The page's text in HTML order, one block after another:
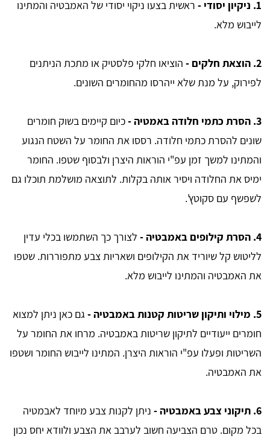
1. ניקיון יסודי - ראשית בצעו ניקוי יסודי של האמבטיה והמתינו
לייבוש מלא.
2. הוצאת חלקים - הוציאו חלקי פלסטיק או מתכת הניתנים
לפירוק, על מנת שלא ייהרסו מהחומרים השונים.
3. הסרת כתמי חלודה באמטיה -כיום קיימים בשוק חומרים
שונים להסרת כתמי חלודה. רססו את החומר על השטח הנגוע
והמתינו למשך זמן עפ"י הוראות היצרן ולבסוף שטפו. החומר
ימיס את החלודה ויסיר אותה בקלות. לתוצאה מושלמת תוכלו גם
לשפשף עם סקוטץ'.
4. הסרת קילופים באמבטיה - לצורך כך השתמשו בכלי עדין
לליטוש קל שיוריד את הקילופים ושאריות צבע מתפוררות. שטפו
את האמבטיה והמתינו לייבוש מלא.
5. מילוי ותיקון שריטות קטנות באמבטיה - גם כאן ניתן למצוא
חומרים ייעודיים לתיקון שריטות באמבטיה. מרחו את החומר על
השריטות ופעלו עפ"י הוראות היצרן. המתינו לייבוש החומר ושטפו
את האמבטיה.
6. תיקוני צבע באמבטיה -
ניתן לקנות צבע מיוחד לאבמטיה
בכל מקום. טרם הצביעה חשוב לערבב את הצבע ולוודא יחס נכון